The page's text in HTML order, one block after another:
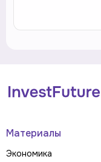
Материалы
Экономика